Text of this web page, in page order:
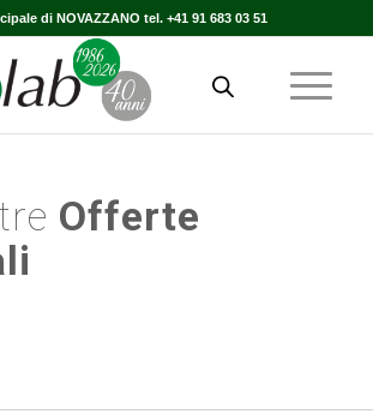
di NOVAZZANO tel. +41 91 683 03 51
Offerte